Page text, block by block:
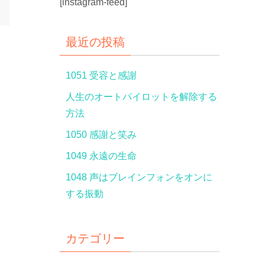
[instagram-feed]
最近の投稿
1051 受容と感謝
人生のオートパイロットを解除する
方法
1050 感謝と笑み
1049 永遠の生命
1048 声はブレインフォンをオンに
する振動
カテゴリー